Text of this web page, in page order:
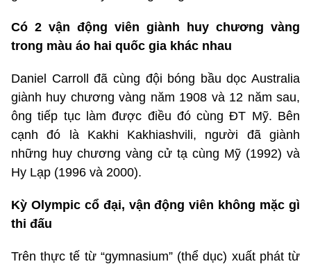
Có 2 vận động viên giành huy chương vàng
trong màu áo hai quốc gia khác nhau
Daniel Carroll đã cùng đội bóng bầu dọc Australia
giành huy chương vàng năm 1908 và 12 năm sau,
ông tiếp tục làm được điều đó cùng ĐT Mỹ. Bên
cạnh đó là Kakhi Kakhiashvili, người đã giành
những huy chương vàng cử tạ cùng Mỹ (1992) và
Hy Lạp (1996 và 2000).
Kỳ Olympic cổ đại, vận động viên không mặc gì
thi đấu
Trên thực tế từ “gymnasium” (thể dục) xuất phát từ